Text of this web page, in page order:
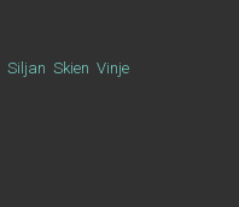
Siljan Skien Vinje